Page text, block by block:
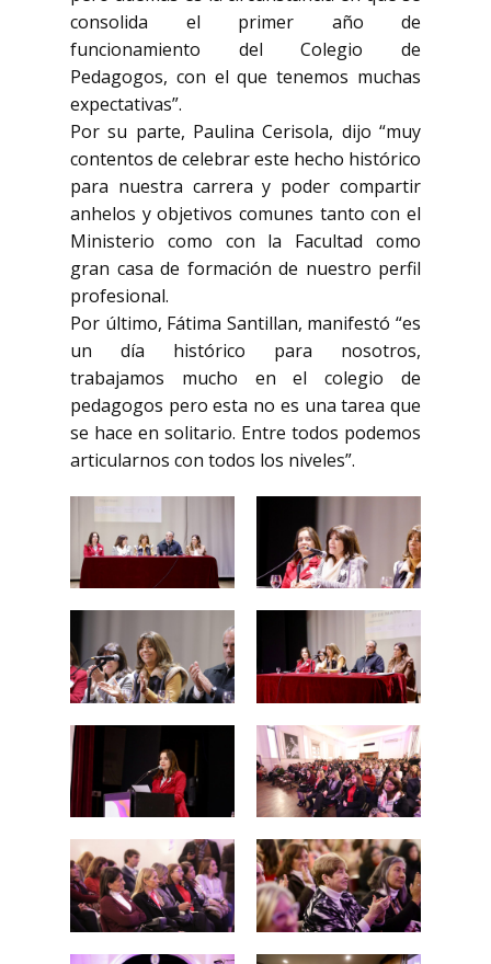
consolida el primer año de
funcionamiento del Colegio de
Pedagogos, con el que tenemos muchas
expectativas”.
Por su parte, Paulina Cerisola, dijo “muy
contentos de celebrar este hecho histórico
para nuestra carrera y poder compartir
anhelos y objetivos comunes tanto con el
Ministerio como con la Facultad como
gran casa de formación de nuestro perfil
profesional.
Por último, Fátima Santillan, manifestó “es
un día histórico para nosotros,
trabajamos mucho en el colegio de
pedagogos pero esta no es una tarea que
se hace en solitario. Entre todos podemos
articularnos con todos los niveles”.